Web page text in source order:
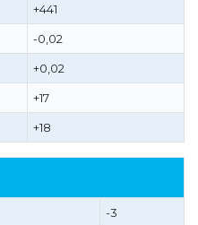
+441
-0,02
+0,02
+17
+18
-3